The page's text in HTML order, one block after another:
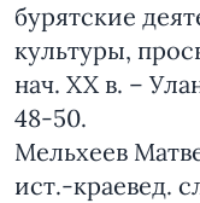
бурятские
культуры,
нач. XX в. –
48-50.
Мельхеев
ист.-краевед.